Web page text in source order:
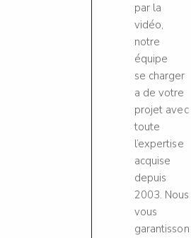
par la
vidéo,
notre
équipe
se charger
a de votre
projet avec
toute
l’expertise
acquise
depuis
2003. Nous
vous
garantisson